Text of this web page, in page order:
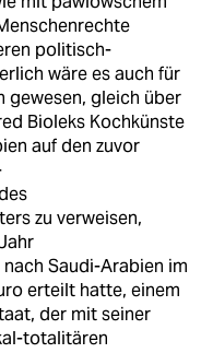
politisch-
wäre es auch für
gewesen, gleich über
Bioleks Kochkünste
auf den zuvor
zu verweisen,
Saudi-Arabien im
erteilt hatte, einem
der mit seiner
totalitären